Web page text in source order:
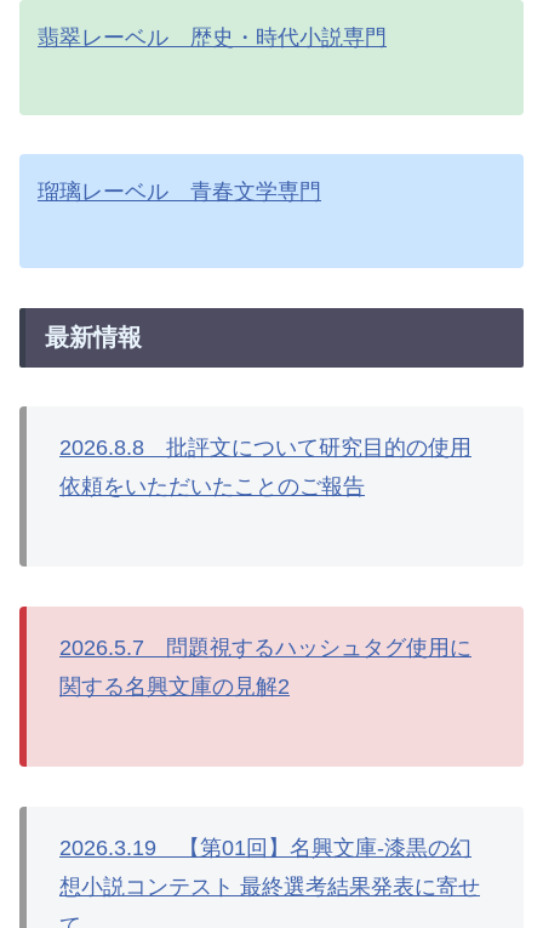
翡翠レーベル 歴史・時代小説専門
瑠璃レーベル 青春文学専門
最新情報
2026.8.8 批評文について研究目的の使用
依頼をいただいたことのご報告
2026.5.7 問題視するハッシュタグ使用に
関する名興文庫の見解2
2026.3.19 【第01回】名興文庫-漆黒の幻
想小説コンテスト 最終選考結果発表に寄せ